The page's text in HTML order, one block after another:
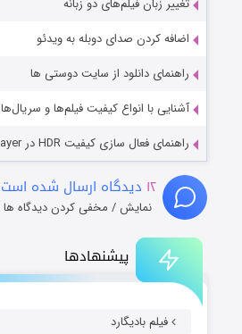
پیشنهادها
فیلم بادیگارد
تغییر زبان فیلم‌های دو زبانه
اضافه کردن صدای دوبله به ویدئو
راهنمای دانلود از سایت دوستی ها
آشنایی با انواع کیفیت فیلم‌ها و سریال‌ها
راهنمای فعال سازی کیفیت HDR در PotPlayer
۱۲ دیدگاه ارسال شده است
نمایش / مخفی کردن دیدگاه ها